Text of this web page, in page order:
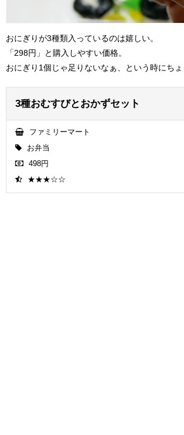
おにぎりが3種類入っているのは嬉しい。
「298円」と購入しやすい価格。
おにぎり1個じゃ足りないなぁ、という時にちょ
3種おむすびとおかずセット
ファミリーマート
お弁当
498円
★★★☆☆